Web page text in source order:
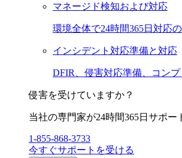
マネージド検知および対応
環境全体で24時間365日対応の
インシデント対応準備と対応
DFIR、侵害対応準備、コンプ
侵害を受けていますか？
当社の専門家が24時間365日サポー
1-855-868-3733
今すぐサポートを受ける